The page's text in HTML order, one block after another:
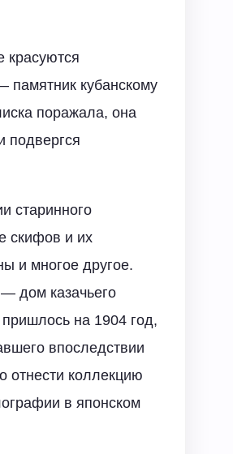
красуются
памятник кубанскому
поражала, она
подвергся
старинного
скифов и их
и многое другое.
дом казачьего
на 1904 год,
впоследствии
отнести коллекцию
в японском